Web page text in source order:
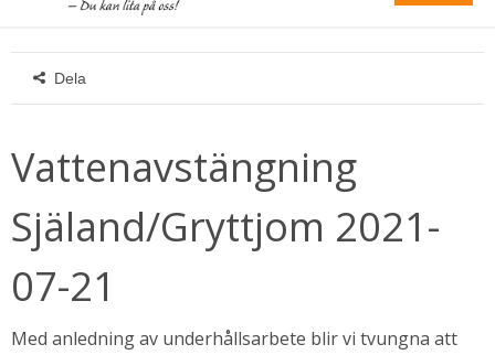
Dela
Vattenavstängning
Själand/Gryttjom 2021-
07-21
Med anledning av underhållsarbete blir vi tvungna att